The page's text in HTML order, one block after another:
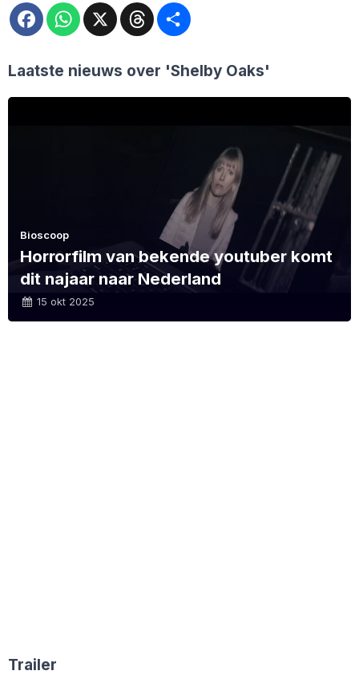
FacebookWhatsApp
X Threads
Laatste nieuws over 'Shelby Oaks'
Bioscoop
Horrorfilm van bekende youtuber komt
dit najaar naar Nederland
15 okt 2025
Trailer